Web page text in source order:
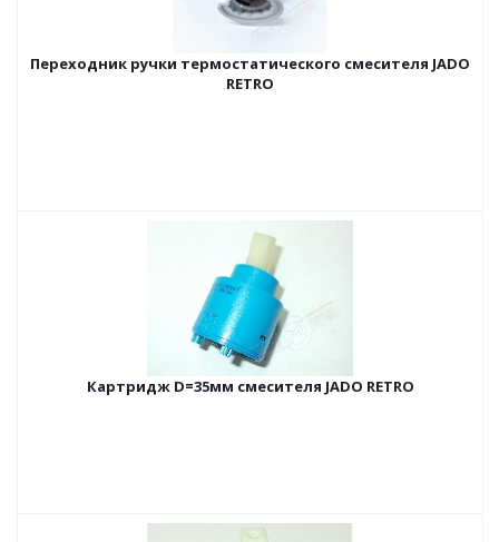
Переходник ручки термостатического смесителя JADO
RETRO
Картридж D=35мм смесителя JADO RETRO